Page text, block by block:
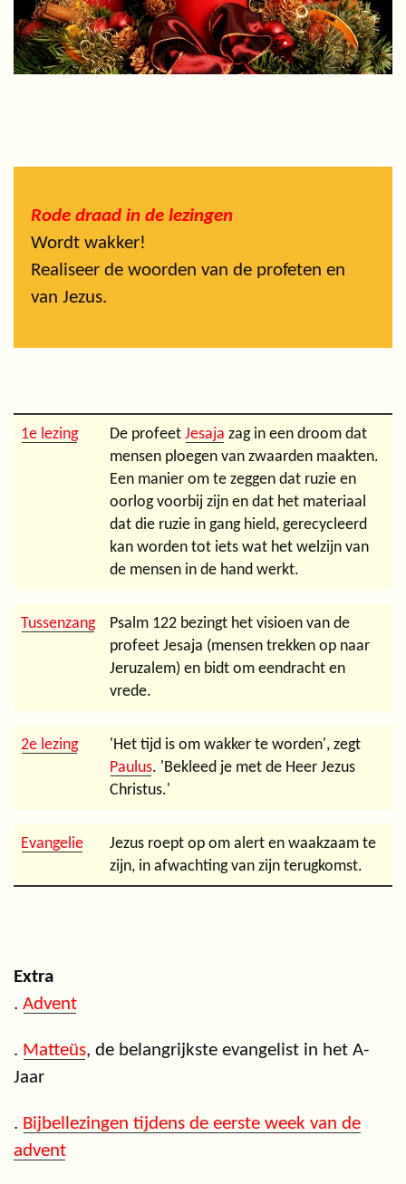
Rode draad in de lezingen
Wordt wakker!
Realiseer de woorden van de profeten en
van Jezus.
1e lezing De profeet Jesaja zag in een droom dat
mensen ploegen van zwaarden maakten.
Een manier om te zeggen dat ruzie en
oorlog voorbij zijn en dat het materiaal
dat die ruzie in gang hield, gerecycleerd
kan worden tot iets wat het welzijn van
de mensen in de hand werkt.
Tussenzang
Psalm 122 bezingt het visioen van de
profeet Jesaja (mensen trekken op naar
Jeruzalem) en bidt om eendracht en
vrede.
2e lezing
'Het tijd is om wakker te worden', zegt
Paulus. 'Bekleed je met de Heer Jezus
Christus.'
Evangelie
Jezus roept op om alert en waakzaam te
zijn, in afwachting van zijn terugkomst.
Extra
. Advent
. Matteüs, de belangrijkste evangelist in het A-
Jaar
. Bijbellezingen tijdens de eerste week van de
advent